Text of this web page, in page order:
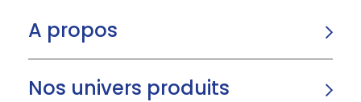
A propos
Nos univers produits